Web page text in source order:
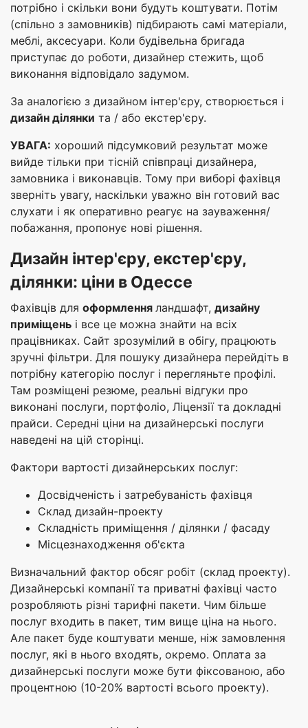
потрібно і скільки вони будуть коштувати. Потім
(спільно з замовників) підбирають самі матеріали,
меблі, аксесуари. Коли будівельна бригада
приступає до роботи, дизайнер стежить, щоб
виконання відповідало задумом.
За аналогією з дизайном інтер'єру, створюється і
дизайн ділянки та / або екстер'єру.
УВАГА: хороший підсумковий результат може
вийде тільки при тісній співпраці дизайнера,
замовника і виконавців. Тому при виборі фахівця
зверніть увагу, наскільки уважно він готовий вас
слухати і як оперативно реагує на зауваження/
побажання, пропонує нові рішення.
Дизайн інтер'єру, екстер'єру,
ділянки: ціни в Одессе
Фахівців для оформлення ландшафт, дизайну
приміщень і все це можна знайти на всіх
працівниках. Сайт зрозумілий в обігу, працюють
зручні фільтри. Для пошуку дизайнера перейдіть в
потрібну категорію послуг і перегляньте профілі.
Там розміщені резюме, реальні відгуки про
виконані послуги, портфоліо, Ліцензії та докладні
прайси. Середні ціни на дизайнерські послуги
наведені на цій сторінці.
Фактори вартості дизайнерських послуг:
Досвідченість і затребуваність фахівця
Склад дизайн-проекту
Складність приміщення / ділянки / фасаду
Місцезнаходження об'єкта
Визначальний фактор обсяг робіт (склад проекту).
Дизайнерські компанії та приватні фахівці часто
розробляють різні тарифні пакети. Чим більше
послуг входить в пакет, тим вище ціна на нього.
Але пакет буде коштувати менше, ніж замовлення
послуг, які в нього входять, окремо. Оплата за
дизайнерські послуги може бути фіксованою, або
процентною (10-20% вартості всього проекту).